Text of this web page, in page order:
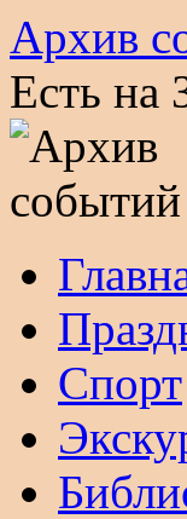
Архив
Есть на
Перейти
содержимому
Спорт